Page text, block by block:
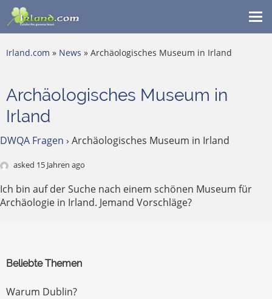
Irland.com » News » Archäologisches Museum in Irland
Archäologisches Museum in
Irland
DWQA Fragen › Archäologisches Museum in Irland
asked 15 Jahren ago
Ich bin auf der Suche nach einem schönen Museum für
Archäologie in Irland. Jemand Vorschläge?
Beliebte Themen
Warum Dublin?